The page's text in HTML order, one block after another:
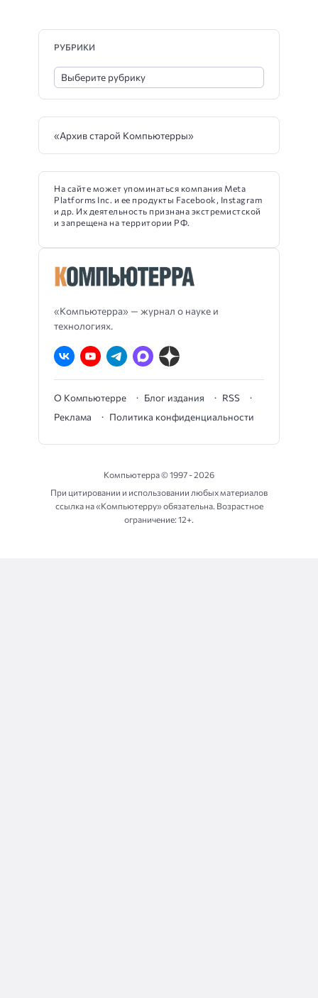
«Компьютерра» — журнал о науке и
технологиях.
О Компьютерре Блог издания
RSS
Реклама
Политика конфиденциальности
РУБРИКИ
«Архив старой Компьютерры»
На сайте может упоминаться компания Meta
Platforms Inc. и ее продукты Facebook, Instagram
и др. Их деятельность признана экстремистской
и запрещена на территории РФ.
Компьютерра ©1997 - 2026
При цитировании и использовании любых материалов
ссылка на «Компьютерру» обязательна. Возрастное
ограничение: 12+.